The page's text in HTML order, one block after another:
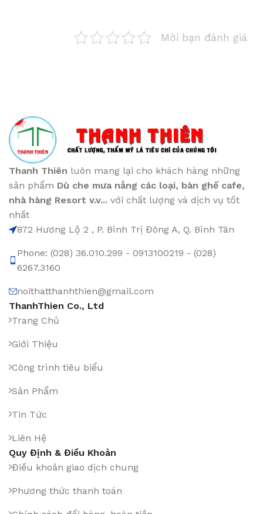
Mời bạn đánh giá
Thanh Thiên luôn mang lại cho khách hàng những
sản phẩm Dù che mưa nắng các loại, bàn ghế cafe,
nhà hàng Resort v.v... với chất lượng và dịch vụ tốt
nhất
872 Hương Lộ 2 , P. Bình Trị Đông A, Q. Bình Tân
Phone: (028) 36.010.299 - 0913100219 - (028)
6267.3160
noithatthanhthien@gmail.com
ThanhThien Co., Ltd
Trang Chủ
Giới Thiệu
Công trình tiêu biểu
Sản Phẩm
Tin Tức
Liên Hệ
Quy Định & Điều Khoản
Điều khoản giao dịch chung
Phương thức thanh toán